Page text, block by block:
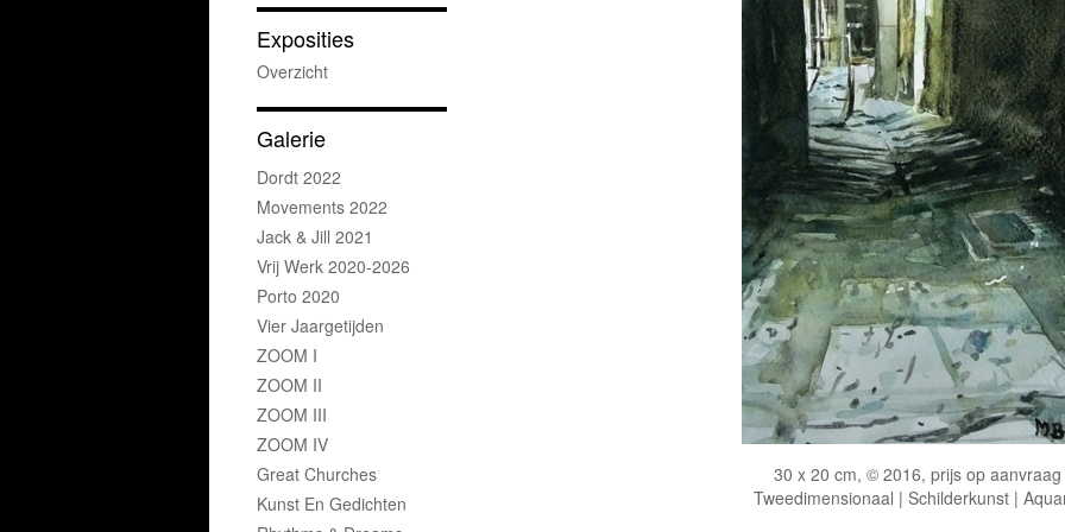
30 x 20 cm, © 2016, prijs op aanvraag
Tweedimensionaal | Schilderkunst |
Exposities
Overzicht
Galerie
Dordt 2022
Movements 2022
Jack & Jill 2021
Vrij Werk 2020-2026
Porto 2020
Vier Jaargetijden
ZOOM I
ZOOM II
ZOOM III
ZOOM IV
Great Churches
Kunst En Gedichten